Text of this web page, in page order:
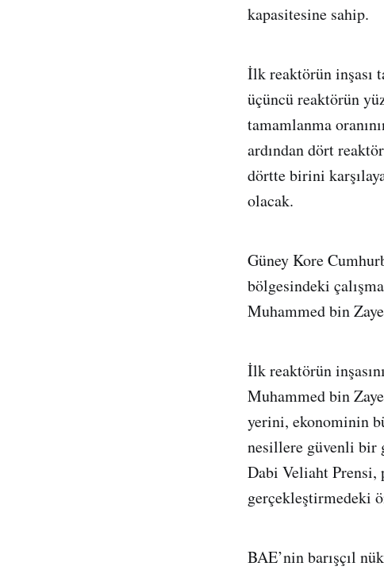
kapasitesine sahip.
İlk reaktörün inşası
üçüncü reaktörün
tamamlanma
ardından dört
dörtte birini
olacak.
Güney Kore
bölgesindeki
Muhammed bin
İlk reaktörün
Muhammed bin
yerini, ekonominin
nesillere güvenli bir
Dabi Veliaht Prensi,
gerçekleştirmedeki
BAE’nin barışçıl